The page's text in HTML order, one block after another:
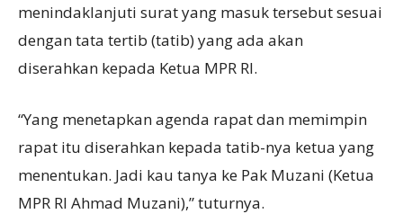
menindaklanjuti surat yang masuk tersebut sesuai
dengan tata tertib (tatib) yang ada akan
diserahkan kepada Ketua MPR RI.
“Yang menetapkan agenda rapat dan memimpin
rapat itu diserahkan kepada tatib-nya ketua yang
menentukan. Jadi kau tanya ke Pak Muzani (Ketua
MPR RI Ahmad Muzani),” tuturnya.